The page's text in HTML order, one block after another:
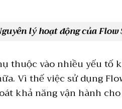
lý hoạt động của
thuộc vào nhiều yếu
Vì thế việc sử dụng
khả năng vận hành